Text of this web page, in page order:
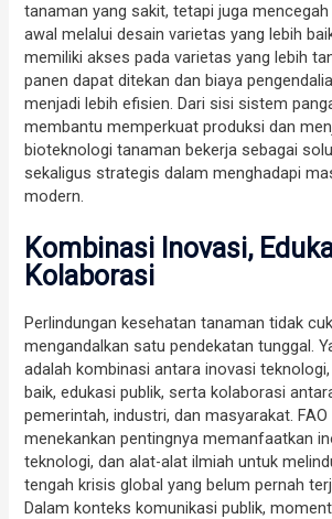
tanaman yang sakit, tetapi juga
awal melalui desain varietas yang lebih
memiliki akses pada varietas yang lebih
panen dapat ditekan dan biaya
menjadi lebih efisien. Dari sisi sistem
membantu memperkuat produksi dan
bioteknologi tanaman bekerja sebagai
sekaligus strategis dalam menghadapi
modern.
Kombinasi Inovasi,
Kolaborasi
Perlindungan kesehatan tanaman tidak
mengandalkan satu pendekatan tunggal.
adalah kombinasi antara inovasi
baik, edukasi publik, serta kolaborasi
pemerintah, industri, dan masyarakat. FAO
menekankan pentingnya memanfaatkan
teknologi, dan alat-alat ilmiah untuk
tengah krisis global yang belum pernah
Dalam konteks komunikasi publik,